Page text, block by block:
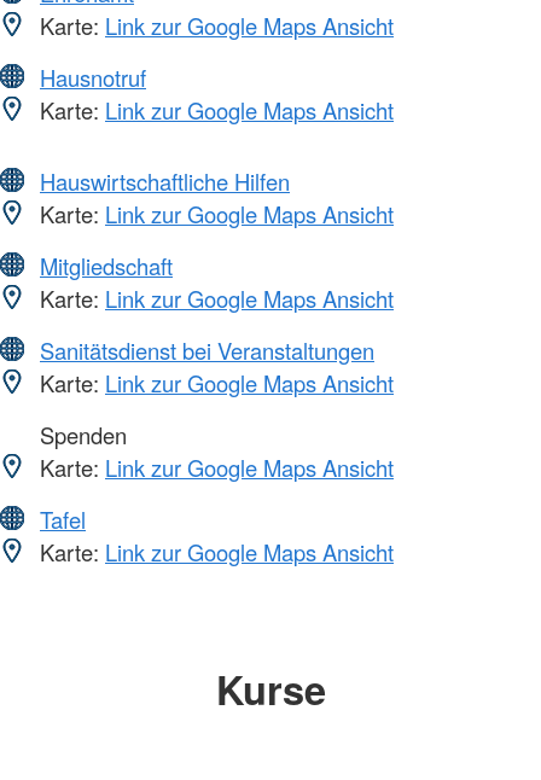
Karte: Link zur Google Maps Ansicht
Hausnotruf
Karte: Link zur Google Maps Ansicht
Hauswirtschaftliche Hilfen
Karte: Link zur Google Maps Ansicht
Mitgliedschaft
Karte: Link zur Google Maps Ansicht
Sanitätsdienst bei Veranstaltungen
Karte: Link zur Google Maps Ansicht
Spenden
Karte: Link zur Google Maps Ansicht
Tafel
Karte: Link zur Google Maps Ansicht
Kurse